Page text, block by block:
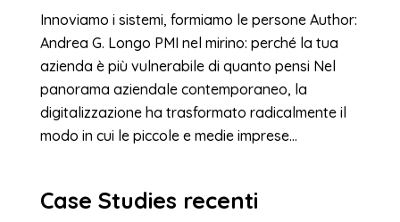
Innoviamo i sistemi, formiamo le persone Author:
Andrea G. Longo PMI nel mirino: perché la tua
azienda è più vulnerabile di quanto pensi Nel
panorama aziendale contemporaneo, la
digitalizzazione ha trasformato radicalmente il
modo in cui le piccole e medie imprese...
Case Studies recenti